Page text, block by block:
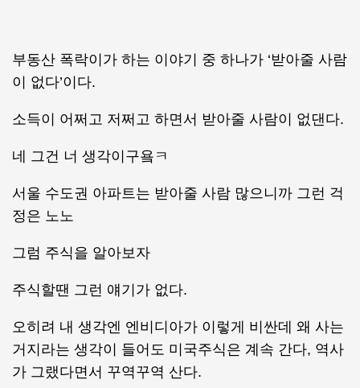
부동산 폭락이가 하는 이야기 중 하나가 ‘받아줄 사람
이 없다’이다.
소득이 어쩌고 저쩌고 하면서 받아줄 사람이 없댄다.
네 그건 너 생각이구욬ㅋ
서울 수도권 아파트는 받아줄 사람 많으니까 그런 걱
정은 노노
그럼 주식을 알아보자
주식할땐 그런 얘기가 없다.
오히려 내 생각엔 엔비디아가 이렇게 비싼데 왜 사는
거지라는 생각이 들어도 미국주식은 계속 간다, 역사
가 그랬다면서 꾸역꾸역 산다.